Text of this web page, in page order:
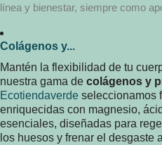
línea y bienestar, siempre como
Colágenos y...
Mantén la flexibilidad de tu
nuestra gama de colágenos y
Ecotiendaverde seleccionamos
enriquecidas con magnesio,
esenciales, diseñadas para
los huesos y frenar el desgaste